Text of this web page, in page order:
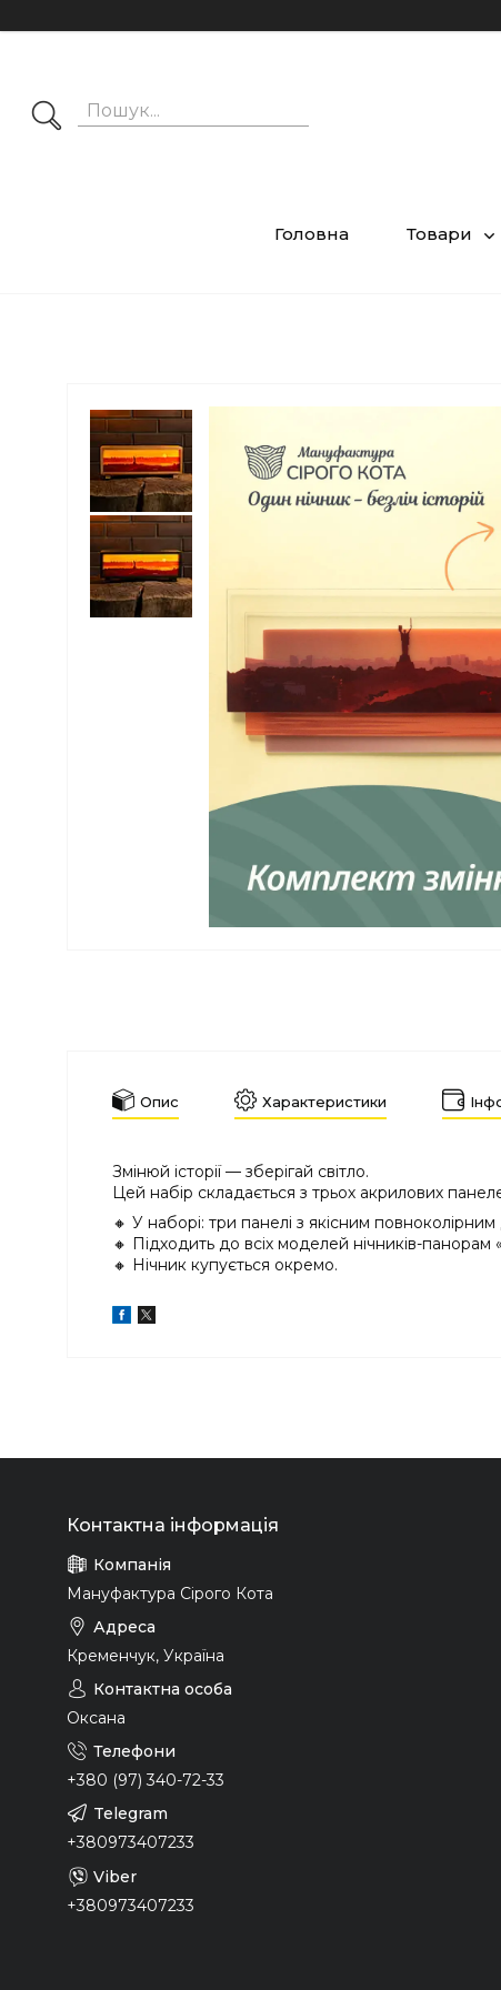
Головна Товари
Опис Характеристики
Змінюй історії — зберігай світло.
Цей набір складається з трьох акрилових
🔸 У наборі: три панелі з якісним
🔸 Підходить до всіх моделей нічників-
🔸 Нічник купується окремо.
Мануфактура Сірого Кота
Кременчук, Україна
Оксана
+380 (97) 340-72-33
+380973407233
+380973407233